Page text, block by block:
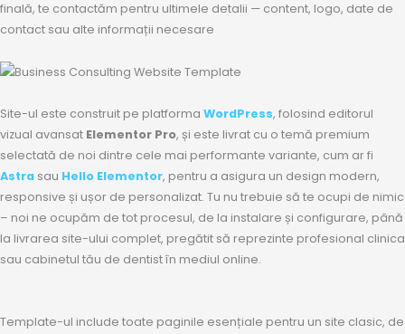
finală, te contactăm pentru ultimele detalii — content, logo, date de
contact sau alte informații necesare
Site-ul este construit pe platforma WordPress, folosind editorul
vizual avansat Elementor Pro, și este livrat cu o temă premium
selectată de noi dintre cele mai performante variante, cum ar fi
Astra sau Hello Elementor, pentru a asigura un design modern,
responsive și ușor de personalizat. Tu nu trebuie să te ocupi de nimic
– noi ne ocupăm de tot procesul, de la instalare și configurare, până
la livrarea site-ului complet, pregătit să reprezinte profesional clinica
sau cabinetul tău de dentist în mediul online.
Template-ul include toate paginile esențiale pentru un site clasic, de